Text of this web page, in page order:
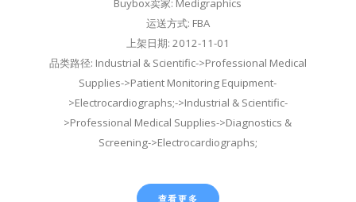
Buybox卖家: Medigraphics
运送方式: FBA
上架日期: 2012-11-01
品类路径: Industrial & Scientific->Professional Medical
Supplies->Patient Monitoring Equipment-
>Electrocardiographs;->Industrial & Scientific-
>Professional Medical Supplies->Diagnostics &
Screening->Electrocardiographs;
查看更多